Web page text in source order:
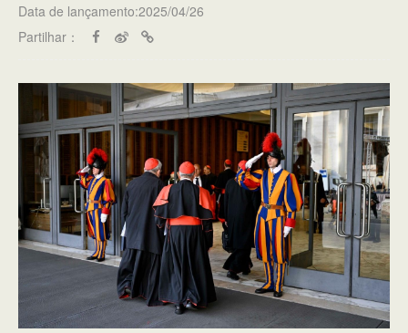
Data de lançamento:2025/04/26
Partilhar：